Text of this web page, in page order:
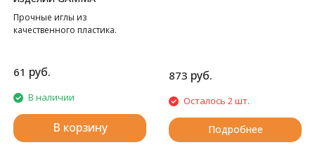
Прочные иглы из
качественного пластика.
61 руб.
В наличии
В корзину
873 руб.
Осталось 2 шт.
Подробнее